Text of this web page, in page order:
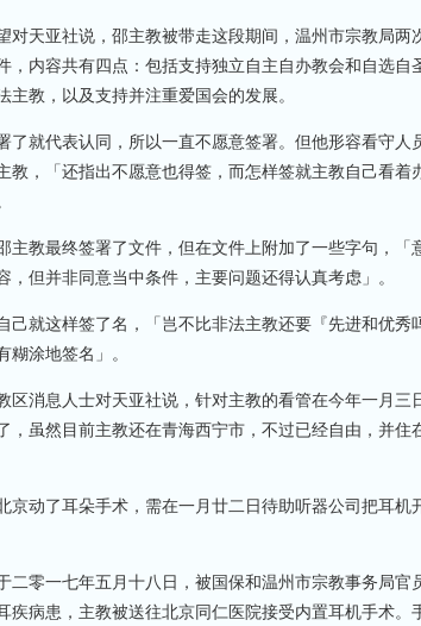
对天亚社说，邵主教被带走这段期间，温州市宗教局两
，内容共有四点：包括支持独立自主自办教会和自选自
主教，以及支持并注重爱国会的发展。
了就代表认同，所以一直不愿意签署。但他形容看守人
教，「还指出不愿意也得签，而怎样签就主教自己看着
主教最终签署了文件，但在文件上附加了一些字句，「
，但并非同意当中条件，主要问题还得认真考虑」。
己就这样签了名，「岂不比非法主教还要『先进和优秀
糊涂地签名」。
区消息人士对天亚社说，针对主教的看管在今年一月三
，虽然目前主教还在青海西宁市，不过已经自由，并住
京动了耳朵手术，需在一月廿二日待助听器公司把耳机
二零一七年五月十八日，被国保和温州市宗教事务局官
疾病患，主教被送往北京同仁医院接受内置耳机手术。